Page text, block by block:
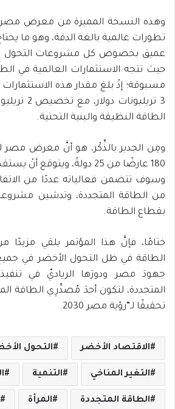
وهذه النسخة المميزة من معرض
تطورات عالمية بالغة الدقة، وهو ما
عميق بخصوص كل مشروعات التحول
حيث تتجه الاستثمارات العالمية في
3
الطاقة النظيفة والبنية التحتية.
ومِن الجدير بالذِّكْر، هو أنَّ معرض مصر
وسوف تتضمن فعالياته عددًا من
من الطاقة المتجددة، وتدشين
بقطاع الطاقة.
ختامًا، فإنَّ هذا المؤتمر يلقي
الطاقة في ظل التحول الأخضر في جميع
جهودَ مصر ودورَها الرياديّ في
المتجددة، لتكون أحدَ مُصدِّرِي الطاقة
تحقيقًا لـ”رؤية مصر 2030.
الاقتصاد الأخضر التحول
التغير المناخي التنمية
الطاقة المتجددة المرأة